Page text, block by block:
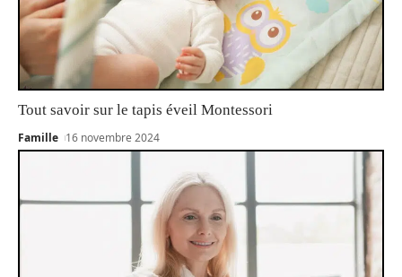
Tout savoir sur le tapis éveil Montessori
Famille 16 novembre 2024